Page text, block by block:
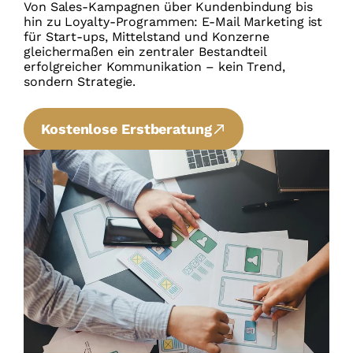
Von Sales-Kampagnen über Kundenbindung bis
hin zu Loyalty-Programmen: E-Mail Marketing ist
für Start-ups, Mittelstand und Konzerne
gleichermaßen ein zentraler Bestandteil
erfolgreicher Kommunikation – kein Trend,
sondern Strategie.
Kostenlose Erstberatung